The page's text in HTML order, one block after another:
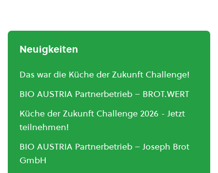
Neuigkeiten
Das war die Küche der Zukunft Challenge!
BIO AUSTRIA Partnerbetrieb – BROT.WERT
Küche der Zukunft Challenge 2026 - Jetzt
teilnehmen!
BIO AUSTRIA Partnerbetrieb – Joseph Brot
GmbH